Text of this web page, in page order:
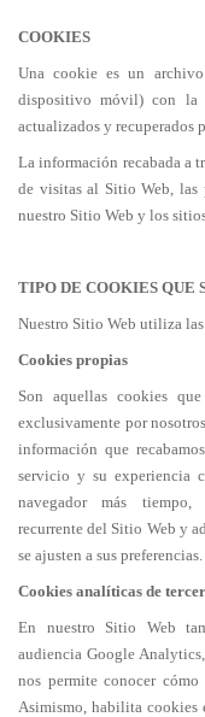
COOKIES
Una cookie es un
dispositivo móvil) con la
actualizados y recuperados
La información recabada a
de visitas al Sitio Web, las
nuestro Sitio Web y los
TIPO DE COOKIES QUE
Nuestro Sitio Web utiliza
Cookies propias
Son aquellas cookies
exclusivamente por
información que
servicio y su experiencia
navegador más tiempo,
recurrente del Sitio Web y
se ajusten a sus preferencias.
Cookies analíticas de
En nuestro Sitio Web
audiencia Google
nos permite conocer
Asimismo, habilita cookies